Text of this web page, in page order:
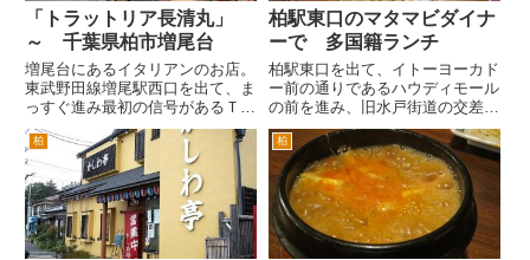
「トラットリア長清丸」
～ 千葉県柏市増尾台
増尾台にあるイタリアンのお店。
東武野田線増尾駅西口を出て、ま
っすぐ進み最初の信号があるＴ字
路を左折。 少々歩くと信号があ
る交差点の手前左手にあります。
イタリアの国旗がなびいていてイ
タリアンのお店とわかります。店
舗入り口のテントには、錨のマ...
柏駅東口のマタマビダイナ
ーで 多国籍ランチ
柏駅東口を出て、イトーヨーカド
ー前の通りであるハウディモール
の前を進み、旧水戸街道の交差点
を右折した右側にあるマタタビダ
イナーさんにいってきました。
旧水戸街道の柏神社の向かいあ
たりです。 ドアノブが、フラ
イパンです。いきなり、おもし...
柏 柏